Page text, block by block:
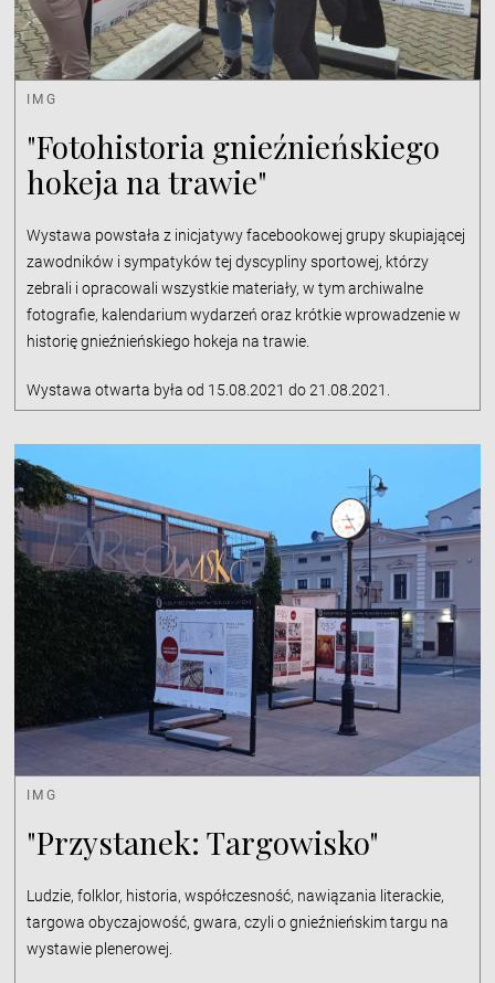
IMG
"Fotohistoria gnieźnieńskiego
hokeja na trawie"
Wystawa powstała z inicjatywy facebookowej grupy skupiającej
zawodników i sympatyków tej dyscypliny sportowej, którzy
zebrali i opracowali wszystkie materiały, w tym archiwalne
fotografie, kalendarium wydarzeń oraz krótkie wprowadzenie w
historię gnieźnieńskiego hokeja na trawie.
Wystawa otwarta była od 15.08.2021 do 21.08.2021.
IMG
"Przystanek: Targowisko"
Ludzie, folklor, historia, współczesność, nawiązania literackie,
targowa obyczajowość, gwara, czyli o gnieźnieńskim targu na
wystawie plenerowej.